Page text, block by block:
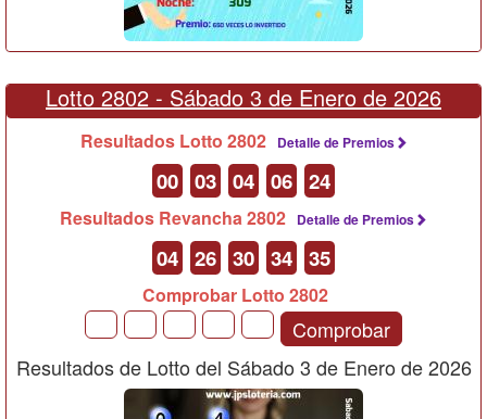
Lotto 2802 - Sábado 3 de Enero de 2026
Resultados Lotto 2802 Detalle de Premios
00 03 04 06 24
Resultados Revancha 2802 Detalle de Premios
04 26 30 34 35
Comprobar Lotto 2802
Comprobar
Resultados de Lotto del Sábado 3 de Enero de 2026